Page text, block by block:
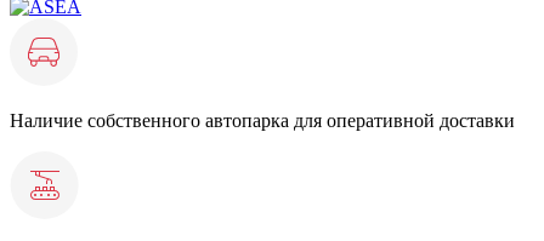
Наличие собственного автопарка для оперативной доставки